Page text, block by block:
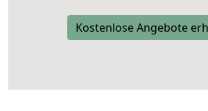
Kostenlose Angebote